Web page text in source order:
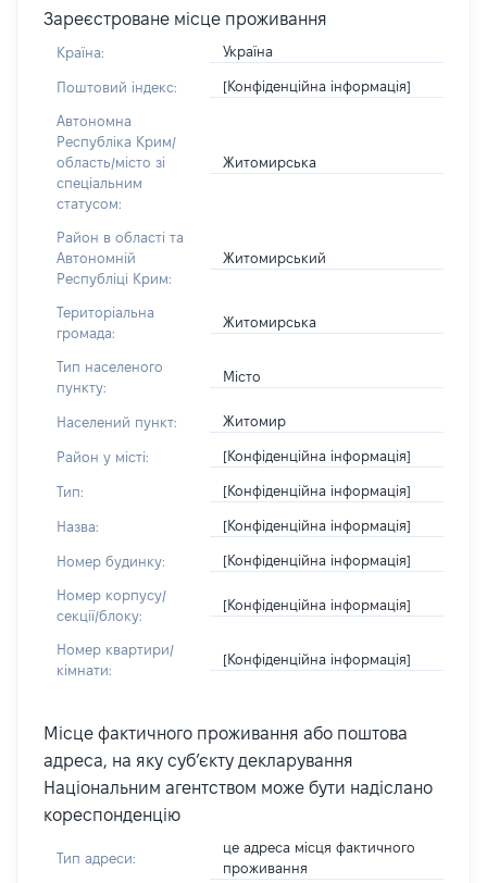
Зареєстроване місце проживання
Країна: Україна
Поштовий індекс: [Конфіденційна інформація]
Автономна
Республіка Крим/
область/місто зі
спеціальним
статусом:
Житомирська
Район в області та
Автономній
Республіці Крим:
Житомирський
Територіальна
громада:
Житомирська
Тип населеного
пункту:
Місто
Населений пункт: Житомир
Район у місті: [Конфіденційна інформація]
Тип: [Конфіденційна інформація]
Назва: [Конфіденційна інформація]
Номер будинку: [Конфіденційна інформація]
Номер корпусу/
секції/блоку:
[Конфіденційна інформація]
Номер квартири/
кімнати:
[Конфіденційна інформація]
Місце фактичного проживання або поштова
адреса, на яку суб’єкту декларування
Національним агентством може бути надіслано
кореспонденцію
Тип адреси:
це адреса місця фактичного
проживання